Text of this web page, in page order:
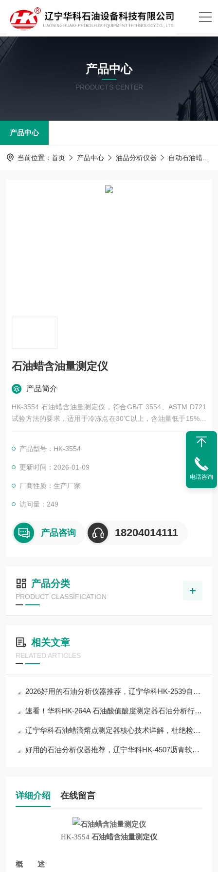
产品中心
PRODUCTS CENTER
产品中心
当前位置： 首页 产品中心 油品分析仪器 自动石油蜡熔点测定器
石油蜡含油量测定仪
产品简介
HK-3554 石油蜡含油量测定仪，符合GB/T 3554、ASTM D721
试验方法的要求，适用于冷冻点在30℃以上，含油量低于15%的
石油蜡含油量的测定。
产品型号：HK-3554
更新时间：2026-01-09
厂商性质：生产厂家
访问量：249
产品咨询 18204014111
产品分类
PRODUCT CLASSIFICATION
相关文章
RELATED ARTICLES
2026好用的石油分析仪器推荐，辽宁华科HK-2539自动石油蜡熔点测定器
速看！华科HK-264A 石油酸值酸度测定器石油分析行业实测，30秒看完核心优势
辽宁华科石油蜡滴熔点测定器核心技术详解，杜绝检测误差，提升数据可信度
好用的石油分析仪器推荐，辽宁华科HK-4507沥青软化点测定器
详细介绍 在线留言
HK-3554 石油蜡含油量测定仪
概 述
电话咨询